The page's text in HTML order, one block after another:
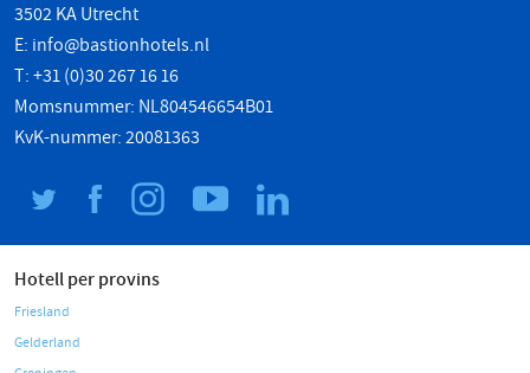
3502 KA Utrecht
E: info@bastionhotels.nl
T: +31 (0)30 267 16 16
Momsnummer: NL804546654B01
KvK-nummer: 20081363
Hotell per provins
Friesland
Gelderland